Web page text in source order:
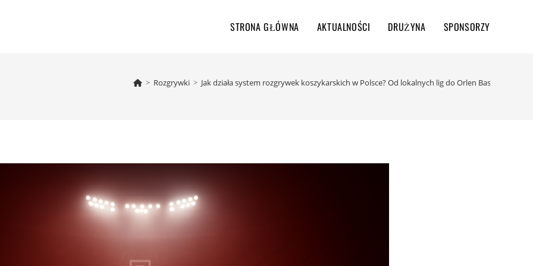
STRONA GŁÓWNA AKTUALNOŚCI DRUŻYNA SPONSORZY
> Rozgrywki > Jak działa system rozgrywek koszykarskich w Polsce? Od lokalnych lig do Orlen Basket Ligi